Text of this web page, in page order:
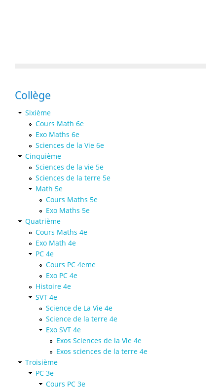
Collège
Sixième
Cours Math 6e
Exo Maths 6e
Sciences de la Vie 6e
Cinquième
Sciences de la vie 5e
Sciences de la terre 5e
Math 5e
Cours Maths 5e
Exo Maths 5e
Quatrième
Cours Maths 4e
Exo Math 4e
PC 4e
Cours PC 4eme
Exo PC 4e
Histoire 4e
SVT 4e
Science de La Vie 4e
Science de la terre 4e
Exo SVT 4e
Exos Sciences de la Vie 4e
Exos sciences de la terre 4e
Troisième
PC 3e
Cours PC 3e